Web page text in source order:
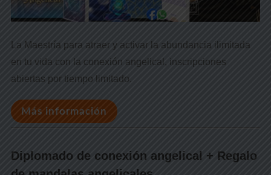
La Maestría para atraer y activar la abundancia ilimitada
en tu vida con la conexión angelical, inscripciones
abiertas por tiempo limitado.
Más información
Diplomado de conexión angelical + Regalo